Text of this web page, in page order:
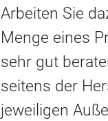
Arbeiten Sie
Menge eines
sehr gut
seitens der
jeweiligen